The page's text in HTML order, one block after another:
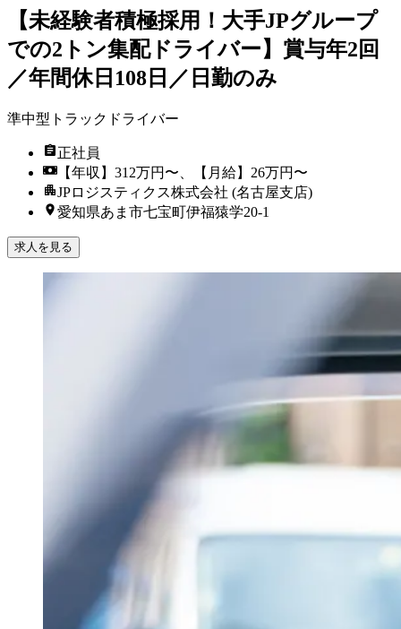
【未経験者積極採用！大手JPグループ
での2トン集配ドライバー】賞与年2回
／年間休日108日／日勤のみ
準中型トラックドライバー
正社員
【年収】312万円〜、【月給】26万円〜
JPロジスティクス株式会社 (名古屋支店)
愛知県あま市七宝町伊福猿学20-1
求人を見る